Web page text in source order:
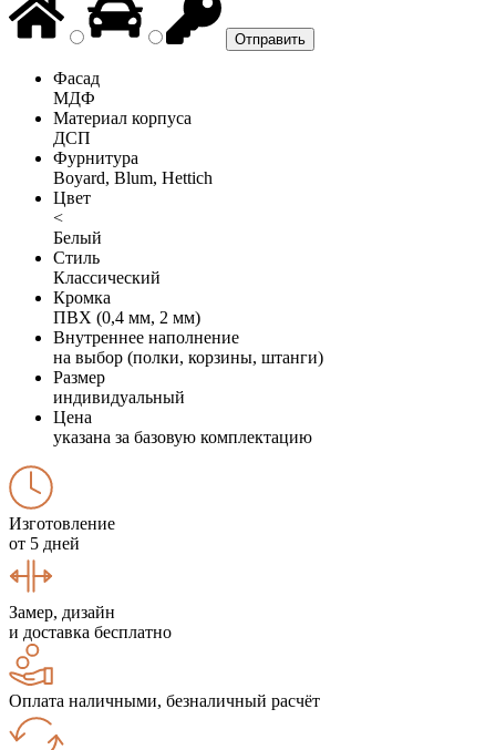
Фасад
МДФ
Материал корпуса
ДСП
Фурнитура
Boyard, Blum, Hettich
Цвет
<
Белый
Стиль
Классический
Кромка
ПВХ (0,4 мм, 2 мм)
Внутреннее наполнение
на выбор (полки, корзины, штанги)
Размер
индивидуальный
Цена
указана за базовую комплектацию
Изготовление
от 5 дней
Замер, дизайн
и доставка бесплатно
Оплата наличными, безналичный расчёт